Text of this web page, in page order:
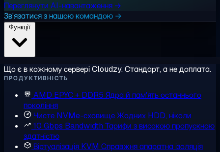
Переглянути AI-навантаження →
Зв'язатися з нашою командою →
Що є в кожному сервері Cloudzy. Стандарт, а не доплата.
ПРОДУКТИВНІСТЬ
AMD EPYC + DDR5 Ядра й пам'ять останнього
покоління
Чисте NVMe-сховищеЖодних HDD, ніколи
10 Gbps Bandwidth Тарифи з високою пропускною
здатністю
Віртуалізація KVM Справжня апаратна ізоляція